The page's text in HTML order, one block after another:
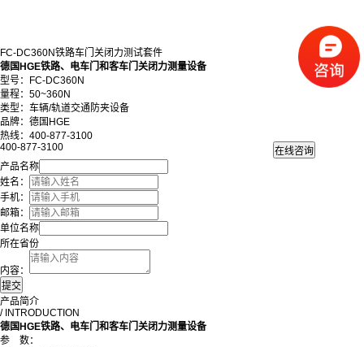
FC-DC360N铁路车门关闭力测试套件
德国HGE铁路、电车门和客车门关闭力测量设备
型号：FC-DC360N
量程： 50~360N
类型： 车辆/轨道交通防夹设备
品牌：德国HGE
热线：400-877-3100
400-877-3100
产品名称
姓名：
手机：
邮箱：
单位名称
所在省份
内容：
产品简介
/ INTRODUCTION
德国HGE铁路、电车门和客车门关闭力测量设备
参 数：